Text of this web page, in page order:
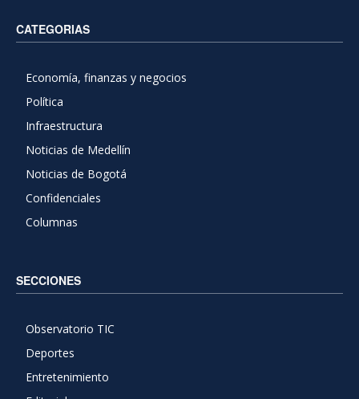
CATEGORIAS
Economía, finanzas y negocios
Política
Infraestructura
Noticias de Medellín
Noticias de Bogotá
Confidenciales
Columnas
SECCIONES
Observatorio TIC
Deportes
Entretenimiento